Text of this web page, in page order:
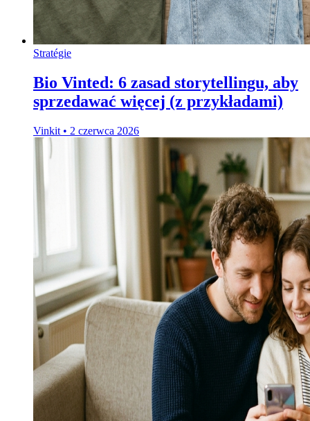
Stratégie
Bio Vinted: 6 zasad storytellingu, aby
sprzedawać więcej (z przykładami)
Vinkit • 2 czerwca 2026